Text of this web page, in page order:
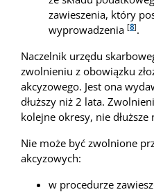
zawieszenia, który
wyprowadzenia [8].
Naczelnik urzędu
zwolnieniu z obowiązku
akcyzowego. Jest ona
dłuższy niż 2 lata.
kolejne okresy, nie dłuższe
Nie może być zwolnione
akcyzowych:
w procedurze